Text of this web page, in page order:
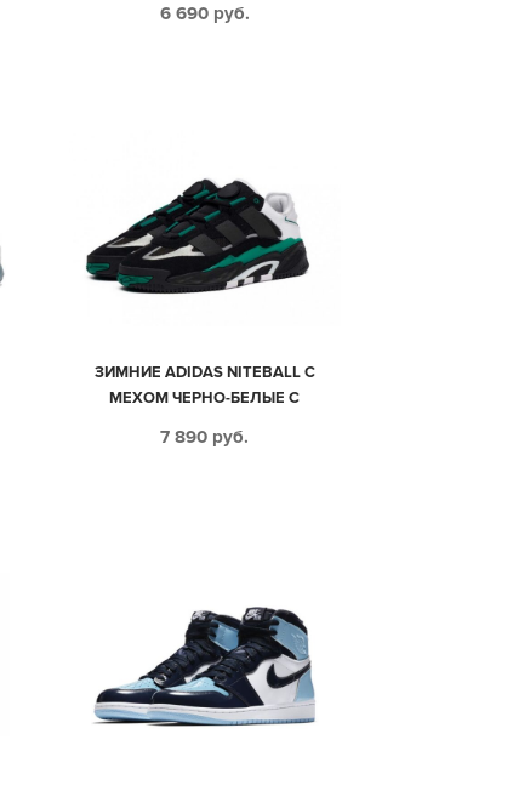
6 690 руб.
ЗИМНИЕ ADIDAS NITEBALL С
МЕХОМ ЧЕРНО-БЕЛЫЕ С
(40-44)
7 890 руб.